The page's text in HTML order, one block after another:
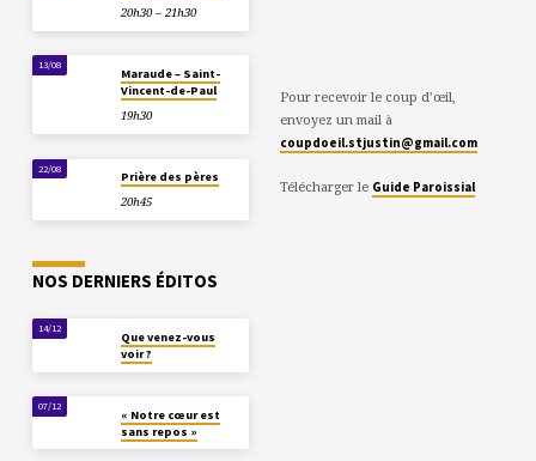
20h30 – 21h30
13/08
Maraude – Saint-
Vincent-de-Paul
19h30
22/08
Prière des pères
20h45
Pour recevoir le coup d’œil,
envoyez un mail à
coupdoeil.stjustin@gmail.com
Télécharger le Guide Paroissial
NOS DERNIERS ÉDITOS
14/12
Que venez-vous
voir ?
07/12
« Notre cœur est
sans repos »